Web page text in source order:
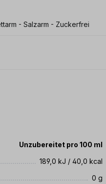
- Salzarm - Zuckerfrei
Unzubereitet pro 100 ml
189,0 kJ / 40,0 kcal
0 g